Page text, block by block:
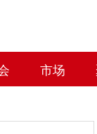
市场